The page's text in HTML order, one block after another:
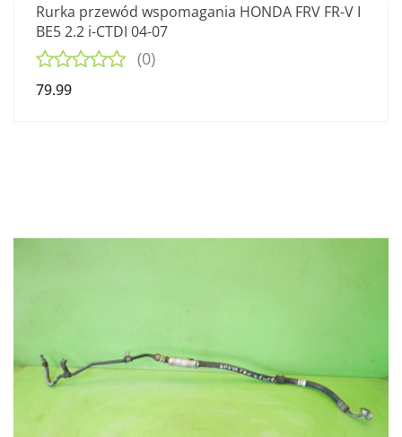
Rurka przewód wspomagania HONDA FRV FR-V I
BE5 2.2 i-CTDI 04-07
(0)
79.99